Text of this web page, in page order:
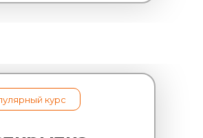
курс